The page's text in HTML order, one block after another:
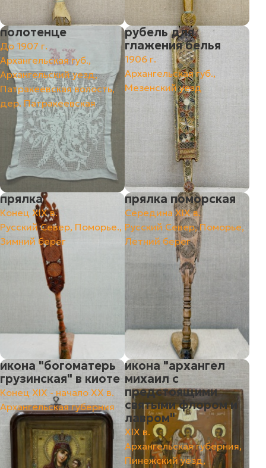
полотенце
До 1907 г.
Архангельская губ.,
Архангельский уезд,
Патракеевская волость,
дер. Патракеевская
рубель для
глажения белья
1906 г.
Архангельская губ.,
Мезенский уезд
прялка
Конец ХIХ в.
Русский Север, Поморье.,
Зимний берег
прялка поморская
Середина ХIХ в.
Русский Север, Поморье,
Летний берег
икона "богоматерь
грузинская" в киоте
Конец ХIХ - начало ХХ в.
Архангельская губерния
икона "архангел
михаил с
предстоящими
святыми флором и
лавром"
ХIХ в.
Архангельская губерния,
Пинежский уезд,